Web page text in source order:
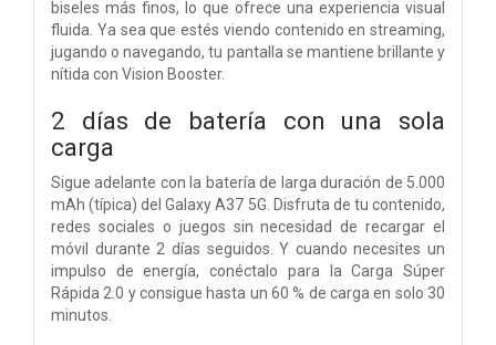
biseles más finos, lo que ofrece una experiencia visual
fluida. Ya sea que estés viendo contenido en streaming,
jugando o navegando, tu pantalla se mantiene brillante y
nítida con Vision Booster.
2 días de batería con una sola
carga
Sigue adelante con la batería de larga duración de 5.000
mAh (típica) del Galaxy A37 5G. Disfruta de tu contenido,
redes sociales o juegos sin necesidad de recargar el
móvil durante 2 días seguidos. Y cuando necesites un
impulso de energía, conéctalo para la Carga Súper
Rápida 2.0 y consigue hasta un 60 % de carga en solo 30
minutos.